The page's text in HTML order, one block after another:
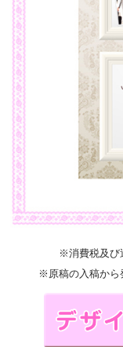
※消費税及び
※原稿の入稿から